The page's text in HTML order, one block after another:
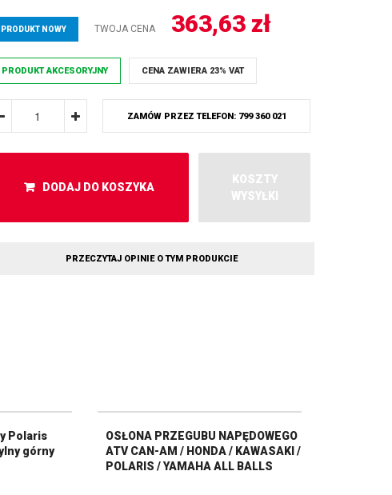
PRODUKT NOWY TWOJA CENA 363,63 zł
PRODUKT AKCESORYJNY CENA ZAWIERA 23% VAT
ZAMÓW PRZEZ TELEFON: 799 360 021
DODAJ DO KOSZYKA
KOSZTY
WYSYŁKI
PRZECZYTAJ OPINIE O TYM PRODUKCIE
Polaris
górny
OSŁONA PRZEGUBU NAPĘDOWEGO
ATV CAN-AM / HONDA / KAWASAKI /
POLARIS / YAMAHA ALL BALLS